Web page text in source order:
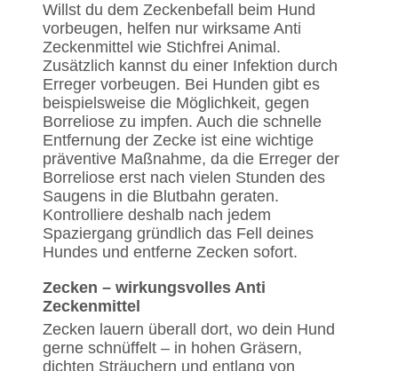
Willst du dem Zeckenbefall beim Hund
vorbeugen, helfen nur wirksame Anti
Zeckenmittel wie Stichfrei Animal.
Zusätzlich kannst du einer Infektion durch
Erreger vorbeugen. Bei Hunden gibt es
beispielsweise die Möglichkeit, gegen
Borreliose zu impfen. Auch die schnelle
Entfernung der Zecke ist eine wichtige
präventive Maßnahme, da die Erreger der
Borreliose erst nach vielen Stunden des
Saugens in die Blutbahn geraten.
Kontrolliere deshalb nach jedem
Spaziergang gründlich das Fell deines
Hundes und entferne Zecken sofort.
Zecken – wirkungsvolles Anti
Zeckenmittel
Zecken lauern überall dort, wo dein Hund
gerne schnüffelt – in hohen Gräsern,
dichten Sträuchern und entlang von